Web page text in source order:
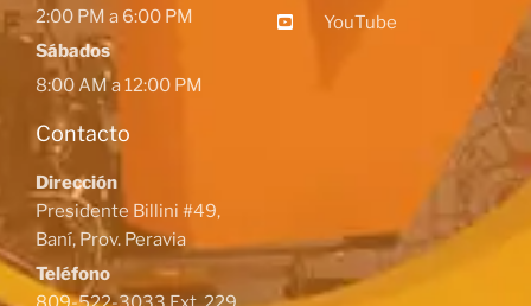
2:00 PM a 6:00 PM
Sábados
8:00 AM a 12:00 PM
Contacto
Dirección
Presidente Billini #49,
Baní, Prov. Peravia
Teléfono
YouTube